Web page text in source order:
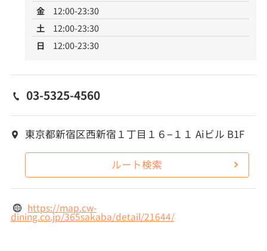
金
12:00-23:30
土
12:00-23:30
日
12:00-23:30
03-5325-4560
東京都新宿区西新宿１丁目１６−１１ Aiビル B1F
ルート検索
https://map.cw-
dining.co.jp/365sakaba/detail/21644/